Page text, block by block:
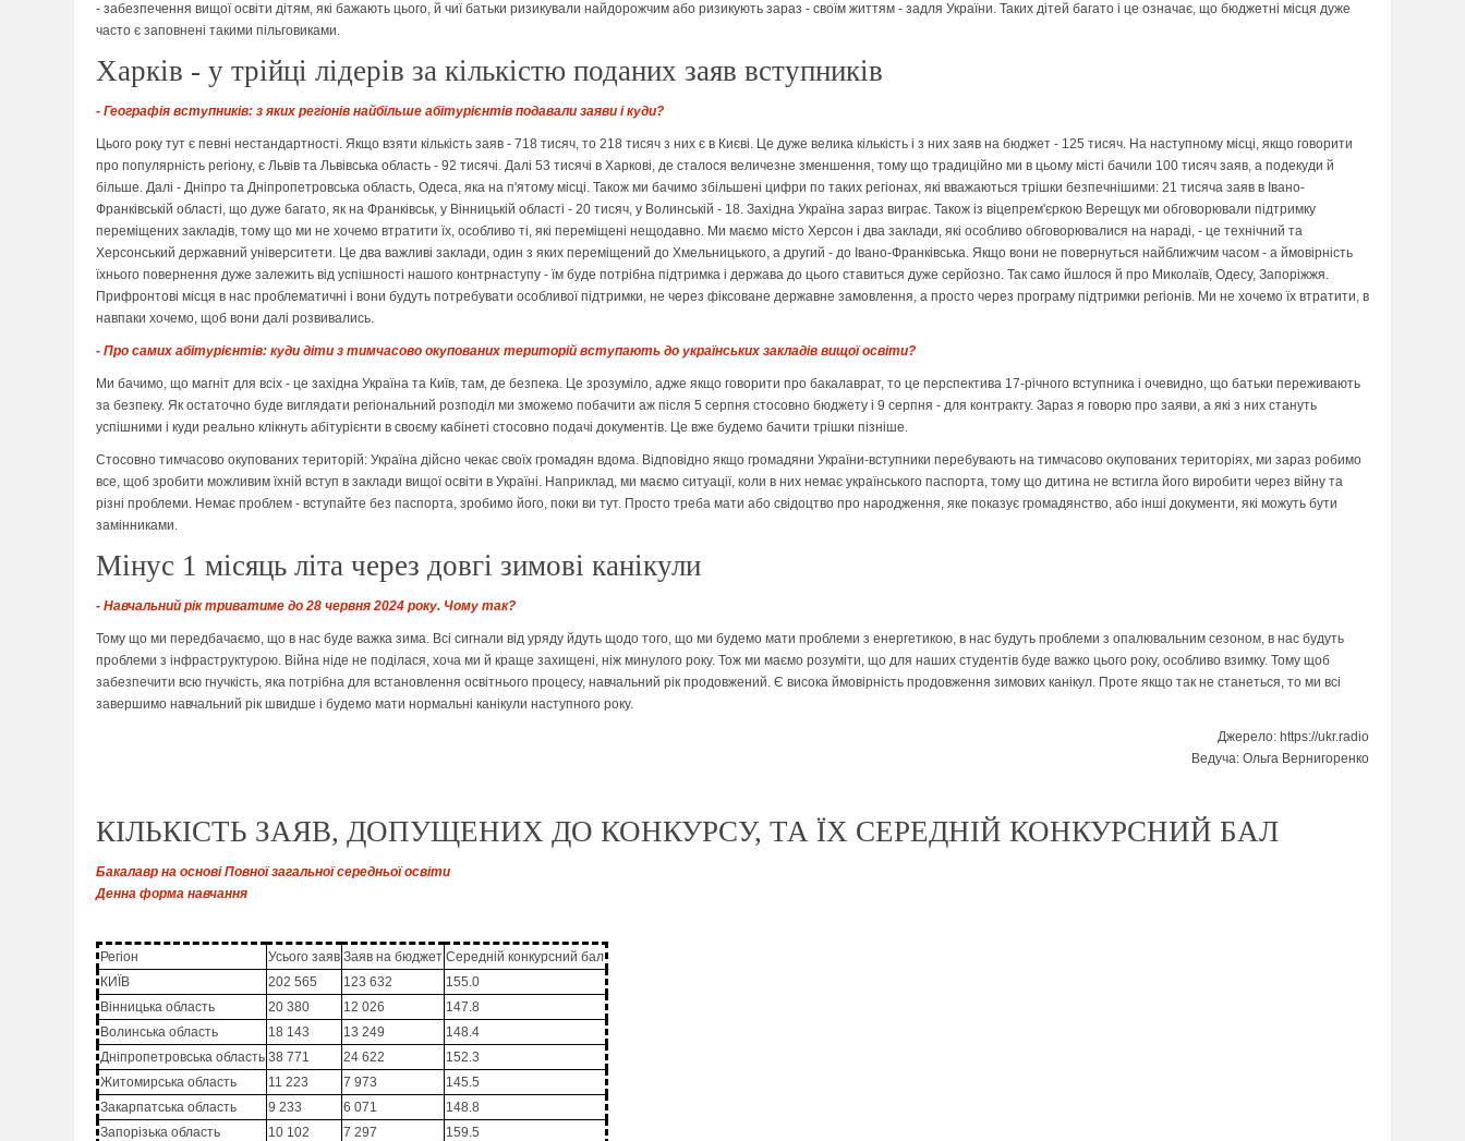
- забезпечення вищої освіти дітям, які бажають цього, й чиї батьки ризикували найдорожчим або ризикують зараз - своїм життям - задля України. Таких дітей багато і це означає, що бюджетні місця дуже
часто є заповнені такими пільговиками.
Харків - у трійці лідерів за кількістю поданих заяв вступників
- Географія вступників: з яких регіонів найбільше абітурієнтів подавали заяви і куди?
Цього року тут є певні нестандартності. Якщо взяти кількість заяв - 718 тисяч, то 218 тисяч з них є в Києві. Це дуже велика кількість і з них заяв на бюджет - 125 тисяч. На наступному місці, якщо говорити
про популярність регіону, є Львів та Львівська область - 92 тисячі. Далі 53 тисячі в Харкові, де сталося величезне зменшення, тому що традиційно ми в цьому місті бачили 100 тисяч заяв, а подекуди й
більше. Далі - Дніпро та Дніпропетровська область, Одеса, яка на п'ятому місці. Також ми бачимо збільшені цифри по таких регіонах, які вважаються трішки безпечнішими: 21 тисяча заяв в Івано-
Франківській області, що дуже багато, як на Франківськ, у Вінницькій області - 20 тисяч, у Волинській - 18. Західна Україна зараз виграє. Також із віцепрем'єркою Верещук ми обговорювали підтримку
переміщених закладів, тому що ми не хочемо втратити їх, особливо ті, які переміщені нещодавно. Ми маємо місто Херсон і два заклади, які особливо обговорювалися на нараді, - це технічний та
Херсонський державний університети. Це два важливі заклади, один з яких переміщений до Хмельницького, а другий - до Івано-Франківська. Якщо вони не повернуться найближчим часом - а ймовірність
їхнього повернення дуже залежить від успішності нашого контрнаступу - їм буде потрібна підтримка і держава до цього ставиться дуже серйозно. Так само йшлося й про Миколаїв, Одесу, Запоріжжя.
Прифронтові місця в нас проблематичні і вони будуть потребувати особливої підтримки, не через фіксоване державне замовлення, а просто через програму підтримки регіонів. Ми не хочемо їх втратити, в
навпаки хочемо, щоб вони далі розвивались.
- Про самих абітурієнтів: куди діти з тимчасово окупованих територій вступають до українських закладів вищої освіти?
Ми бачимо, що магніт для всіх - це західна Україна та Київ, там, де безпека. Це зрозуміло, адже якщо говорити про бакалаврат, то це перспектива 17-річного вступника і очевидно, що батьки переживають
за безпеку. Як остаточно буде виглядати регіональний розподіл ми зможемо побачити аж після 5 серпня стосовно бюджету і 9 серпня - для контракту. Зараз я говорю про заяви, а які з них стануть
успішними і куди реально клікнуть абітурієнти в своєму кабінеті стосовно подачі документів. Це вже будемо бачити трішки пізніше.
Стосовно тимчасово окупованих територій: Україна дійсно чекає своїх громадян вдома. Відповідно якщо громадяни України-вступники перебувають на тимчасово окупованих територіях, ми зараз робимо
все, щоб зробити можливим їхній вступ в заклади вищої освіти в Україні. Наприклад, ми маємо ситуації, коли в них немає українського паспорта, тому що дитина не встигла його виробити через війну та
різні проблеми. Немає проблем - вступайте без паспорта, зробимо його, поки ви тут. Просто треба мати або свідоцтво про народження, яке показує громадянство, або інші документи, які можуть бути
замінниками.
Мінус 1 місяць літа через довгі зимові канікули
- Навчальний рік триватиме до 28 червня 2024 року. Чому так?
Тому що ми передбачаємо, що в нас буде важка зима. Всі сигнали від уряду йдуть щодо того, що ми будемо мати проблеми з енергетикою, в нас будуть проблеми з опалювальним сезоном, в нас будуть
проблеми з інфраструктурою. Війна ніде не поділася, хоча ми й краще захищені, ніж минулого року. Тож ми маємо розуміти, що для наших студентів буде важко цього року, особливо взимку. Тому щоб
забезпечити всю гнучкість, яка потрібна для встановлення освітнього процесу, навчальний рік продовжений. Є висока ймовірність продовження зимових канікул. Проте якщо так не станеться, то ми всі
завершимо навчальний рік швидше і будемо мати нормальні канікули наступного року.
Джерело: https://ukr.radio
Ведуча: Ольга Вернигоренко
КІЛЬКІСТЬ ЗАЯВ, ДОПУЩЕНИХ ДО КОНКУРСУ, ТА ЇХ СЕРЕДНІЙ КОНКУРСНИЙ БАЛ
Бакалавр на основі Повної загальної середньої освіти
Денна форма навчання
Регіон Усього заяв Заяв на бюджет Середній конкурсний бал
КИЇВ
202 565 123 632
155.0
Вінницька область
20 380 12 026
147.8
Волинська область
18 143 13 249
148.4
Дніпропетровська область 38 771 24 622
152.3
Житомирська область
11 223 7 973
145.5
Закарпатська область
9 233 6 071
148.8
Запорізька область
10 102 7 297
159.5